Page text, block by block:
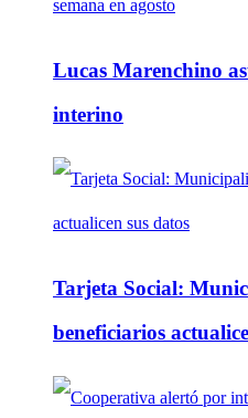
Lucas Marenchino
interino
Tarjeta Social:
beneficiarios